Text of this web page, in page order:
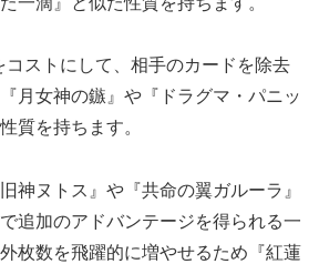
コストにして、相手のカードを除去
月女神の鏃』や『ドラグマ・パニッ
質を持ちます。
神ヌトス』や『共命の翼ガルーラ』
追加のアドバンテージを得られる一
枚数を飛躍的に増やせるため『紅蓮